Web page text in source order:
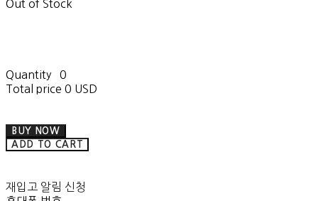
Out of Stock
Quantity
0
Total price 0 USD
BUY NOW
ADD TO CART
재입고 알림 신청